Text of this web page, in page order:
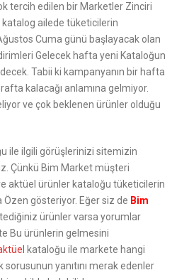
tercih edilen bir Marketler Zinciri
katalog ailede tüketicilerin
Cuma günü başlayacak olan
Gelecek hafta yeni Kataloğun
Tabii ki kampanyanın bir hafta
kalacağı anlamına gelmiyor.
ve çok beklenen ürünler olduğu
ile ilgili görüşlerinizi sitemizin
Çünkü Bim Market müşteri
aktüel ürünler kataloğu tüketicilerin
gösteriyor. Eğer siz de Bim
ürünler varsa yorumlar
Bu ürünlerin gelmesini
kataloğu ile markete hangi
yanıtını merak edenler